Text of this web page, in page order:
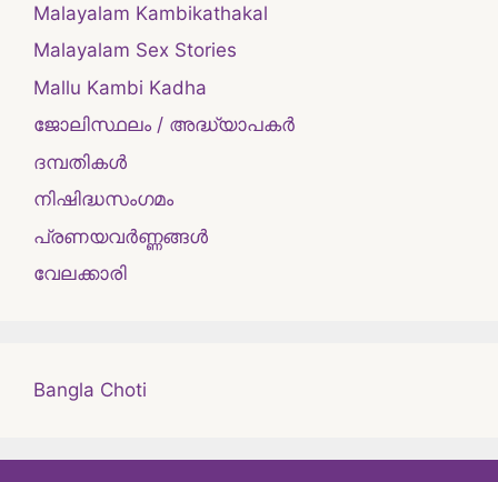
Malayalam Kambikathakal
Malayalam Sex Stories
Mallu Kambi Kadha
ജോലിസ്ഥലം / അദ്ധ്യാപകർ
ദമ്പതികള്‍
നിഷിദ്ധസംഗമം
പ്രണയവർണ്ണങ്ങൾ
വേലക്കാരി
Bangla Choti